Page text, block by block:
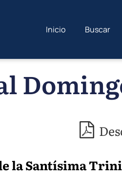
Inicio Buscar
la Santísima